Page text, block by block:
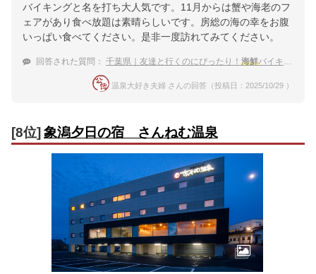
バイキングと名を打ち大人気です。11月からは蟹や海老のフ
ェアがあり食べ放題は素晴らしいです。房総の海の幸をお腹
いっぱい食べてください。是非一度訪れてみてください。
回答された質問： 千葉県｜友達と行くのにぴったり！ 海鮮バイキングがある宿は？
温泉大好き夫婦 さんの回答（投稿日：2025/10/29 ）
[8位]象潟夕日の宿 さんねむ温泉